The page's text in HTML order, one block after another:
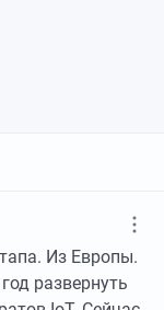
Из Европы.
развернуть